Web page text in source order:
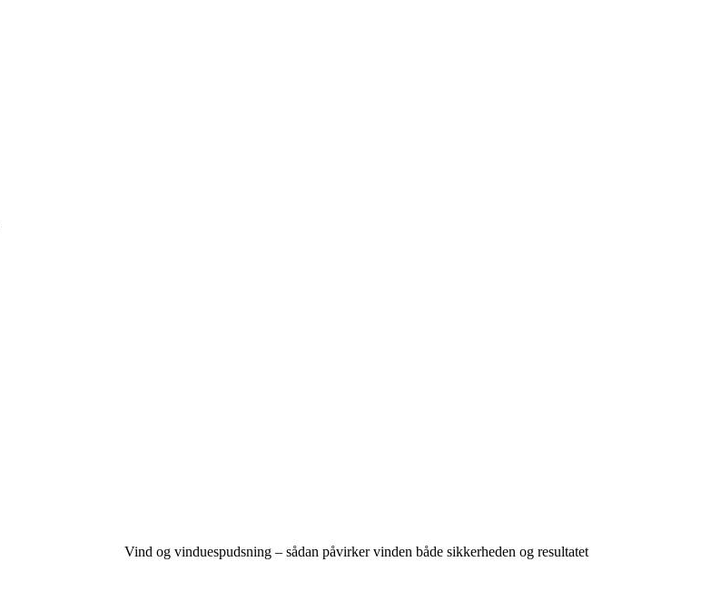
Vind og vinduespudsning – sådan påvirker vinden både sikkerheden og resultatet